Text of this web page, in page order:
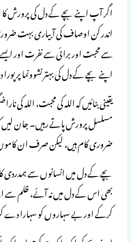
اگر آپ اپنے بچے کے دل کی پرورش کا
اندر کن اوصاف کی آبیاری بہت
سے محبت اور برائی سے نفرت اور
اپنے بچے کے دل کی بہتر نشوونما
یقینی بنائیں کہ اللہ کی محبت، اللہ
مسلسل پرورش پاتے رہیں۔ جان لیں کہ
ضروری کام ہیں، لیکن صرف ان
بچے کے دل میں انسانوں سے ہمدردی
بھی اس کے دل میں نہ آئے، ظلم
کرکے اور بے سہاروں کو سہارا دے